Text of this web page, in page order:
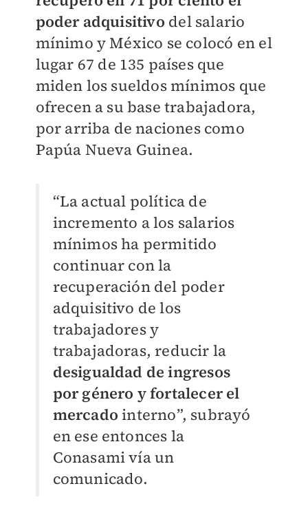
poder adquisitivo del salario
mínimo y México se colocó en el
lugar 67 de 135 países que
miden los sueldos mínimos que
ofrecen a su base trabajadora,
por arriba de naciones como
Papúa Nueva Guinea.
“La actual política de
incremento a los salarios
mínimos ha permitido
continuar con la
recuperación del poder
adquisitivo de los
trabajadores y
trabajadoras, reducir la
desigualdad de ingresos
por género y fortalecer el
mercado interno”, subrayó
en ese entonces la
Conasami vía un
comunicado.